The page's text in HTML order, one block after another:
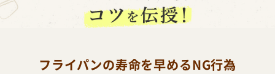
フライパンの寿命を早めるNG行為